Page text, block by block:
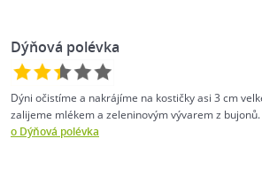
Dýňová polévka
Dýni očistíme a nakrájíme na kostičky asi 3 cm
zalijeme mlékem a zeleninovým vývarem z
o Dýňová polévka